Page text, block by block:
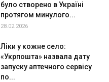
було створено в Україні
протягом минулого...
28.02.2026
Ліки у кожне село:
«Укрпошта» назвала дату
запуску аптечного сервісу
по...